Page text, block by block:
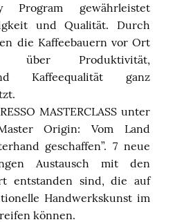
Program gewährleistet
und Qualität. Durch
die Kaffeebauern vor Ort
über Produktivität,
Kaffeequalität ganz
MASTERCLASS unter
Origin: Vom Land
geschaffen”. 7 neue
Austausch mit den
entstanden sind, die auf
Handwerkskunst im
können.